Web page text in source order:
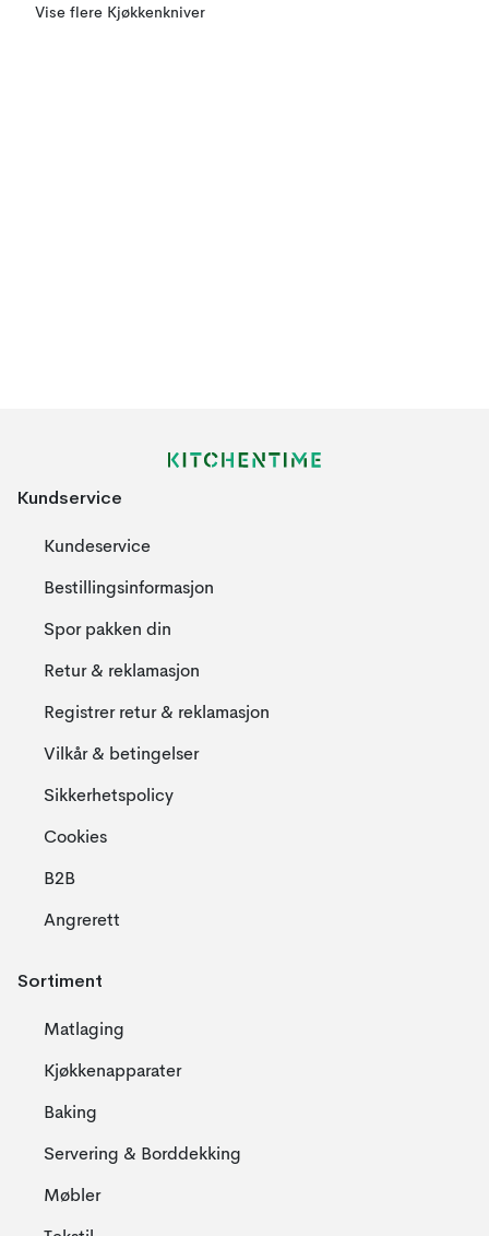
Vise flere Kjøkkenkniver
Kundservice
Kundeservice
Bestillingsinformasjon
Spor pakken din
Retur & reklamasjon
Registrer retur & reklamasjon
Vilkår & betingelser
Sikkerhetspolicy
Cookies
B2B
Angrerett
Sortiment
Matlaging
Kjøkkenapparater
Baking
Servering & Borddekking
Møbler